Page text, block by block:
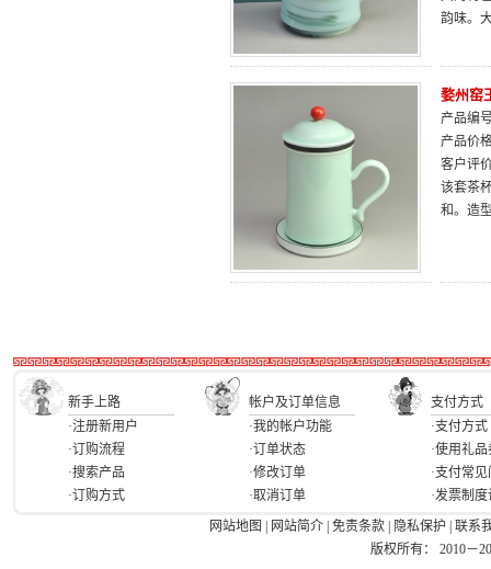
韵味。
婺州窑
产品编
产品价
客户评
该套茶
和。造
新手上路 帐户及订单信息
支付方式
·注册新用户
·订购流程
·搜索产品
·订购方式
·我的帐户功能
·订单状态
·修改订单
·取消订单
·支付方式
·使用礼品
·支付常
·发票制
网站地图
网站简介 免责条款 隐私保护
联系
版权所有： 2010－